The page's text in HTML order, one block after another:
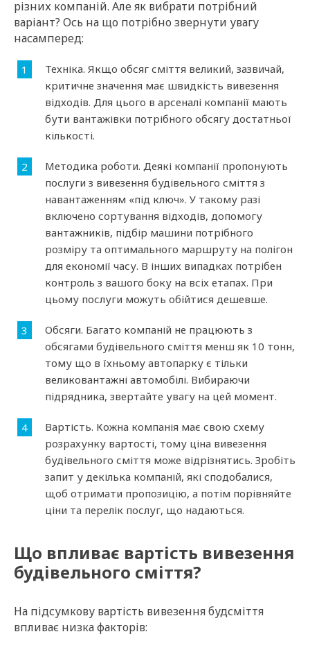
різних компаній. Але як вибрати потрібний
варіант? Ось на що потрібно звернути увагу
насамперед:
Техніка. Якщо обсяг сміття великий, зазвичай,
критичне значення має швидкість вивезення
відходів. Для цього в арсеналі компанії мають
бути вантажівки потрібного обсягу достатньої
кількості.
Методика роботи. Деякі компанії пропонують
послуги з вивезення будівельного сміття з
навантаженням «під ключ». У такому разі
включено сортування відходів, допомогу
вантажників, підбір машини потрібного
розміру та оптимального маршруту на полігон
для економії часу. В інших випадках потрібен
контроль з вашого боку на всіх етапах. При
цьому послуги можуть обійтися дешевше.
Обсяги. Багато компаній не працюють з
обсягами будівельного сміття менш як 10 тонн,
тому що в їхньому автопарку є тільки
великовантажні автомобілі. Вибираючи
підрядника, звертайте увагу на цей момент.
Вартість. Кожна компанія має свою схему
розрахунку вартості, тому ціна вивезення
будівельного сміття може відрізнятись. Зробіть
запит у декілька компаній, які сподобалися,
щоб отримати пропозицію, а потім порівняйте
ціни та перелік послуг, що надаються.
Що впливає вартість вивезення
будівельного сміття?
На підсумкову вартість вивезення будсміття
впливає низка факторів: